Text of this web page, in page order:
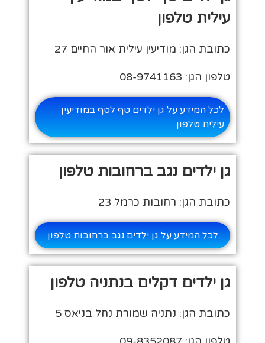
עילית טלפון
כתובת הגן: מודיעין עילית אור החיים 27
טלפון הגן: 08-9741163
לכל המידע על גן ילדים טף לטף במודיעין
עילית טלפון
גן ילדים נגב ברחובות טלפון
כתובת הגן: רחובות כרמל 23
לכל המידע על גן ילדים נגב ברחובות טלפון
גן ילדים דקלים בנתניה טלפון
כתובת הגן: נתניה שמורת נחל בניאס 5